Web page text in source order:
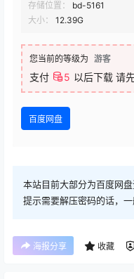
存储位置：
bd-5161
大小：
12.39G
您当前的等级为 游客
支付 5 以后下载 请
百度网盘
本站目前大部分为百度网
提示需要解压密码的话，
海报分享 收藏